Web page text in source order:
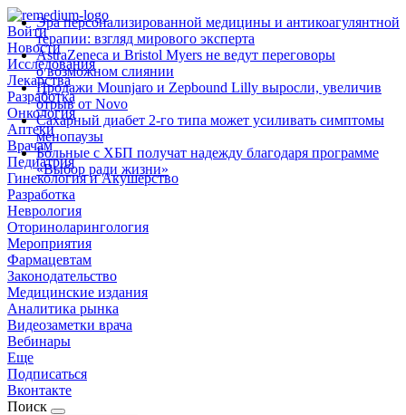
Войти
Новости
Исследования
Лекарства
Разработка
Онкология
Аптеки
Врачам
Педиатрия
Гинекология и Акушерство
Разработка
Неврология
Оториноларингология
Мероприятия
Фармацевтам
Законодательство
Медицинские издания
Аналитика рынка
Видеозаметки врача
Вебинары
Еще
Подписаться
Вконтакте
Поиск
Эра персонализированной медицины и антикоагулянтной
терапии: взгляд мирового эксперта
AstraZeneca и Bristol Myers не ведут переговоры
о возможном слиянии
Продажи Mounjaro и Zepbound Lilly выросли, увеличив
отрыв от Novo
Сахарный диабет 2‑го типа может усиливать симптомы
менопаузы
Больные с ХБП получат надежду благодаря программе
«Выбор ради жизни»